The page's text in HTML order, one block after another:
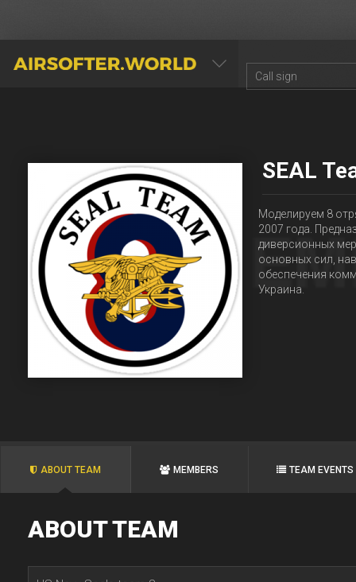
AIRSOFTER.WORLD
SEAL
Моделируем 8
2007 года.
диверсионных
основных сил,
обеспечения
Украина.
ABOUT TEAM MEMBERS TEAM EVENTS
ABOUT TEAM